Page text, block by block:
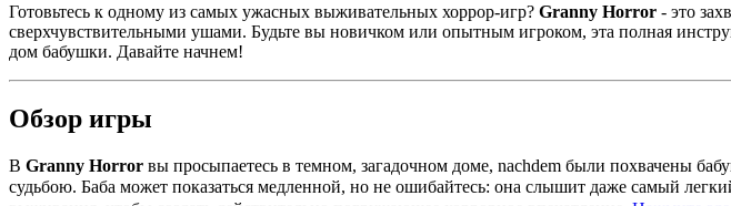
Готовьтесь к одному из самых ужасных выживательных хоррор-игр? Granny Horror - это
сверхчувствительными ушами. Будьте вы новичком или опытным игроком, эта полная
дом бабушки. Давайте начнем!
Обзор игры
В Granny Horror вы просыпаетесь в темном, загадочном доме, nachdem были похвачены
судьбою. Баба может показаться медленной, но не ошибайтесь: она слышит даже самый